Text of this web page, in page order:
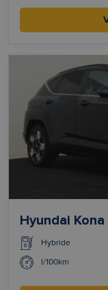
Hyundai Kona
Hybride
l/100km